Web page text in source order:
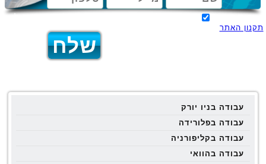
תקנון האתר
עבודה בניו יורק
עבודה בפלורידה
עבודה בקליפורניה
עבודה בהוואי